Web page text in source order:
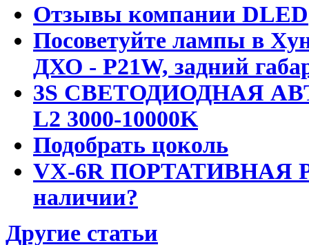
Отзывы компании DLED
Посоветуйте лампы в
ДХО - P21W, задний
3S СВЕТОДИОДНАЯ
L2 3000-10000K
Подобрать цоколь
VX-6R ПОРТАТИВНАЯ
наличии?
Другие статьи